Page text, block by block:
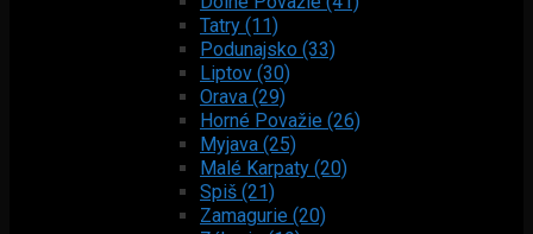
Tatry (11)
Podunajsko (33)
Liptov (30)
Orava (29)
Horné Považie (26)
Myjava (25)
Malé Karpaty (20)
Spiš (21)
Zamagurie (20)